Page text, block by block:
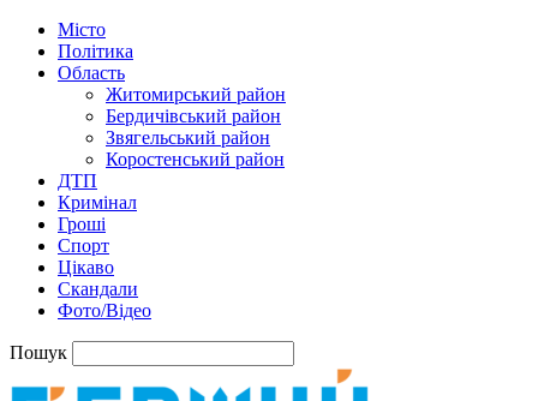
Місто
Політика
Область
Житомирський район
Бердичівський район
Звягельський район
Коростенський район
ДТП
Кримінал
Гроші
Спорт
Цікаво
Скандали
Фото/Відео
Пошук